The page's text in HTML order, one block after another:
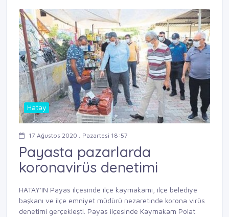
Hatay
17 Ağustos 2020 , Pazartesi 18:57
Payasta pazarlarda
koronavirüs denetimi
HATAY'IN Payas ilçesinde ilçe kaymakamı, ilçe belediye
başkanı ve ilçe emniyet müdürü nezaretinde korona virüs
denetimi gerçekleşti. Payas ilçesinde Kaymakam Polat